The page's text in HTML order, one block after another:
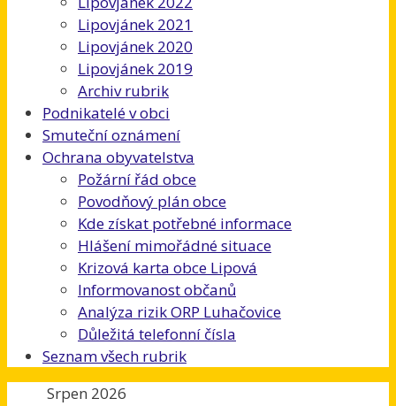
Lipovjánek 2021
Lipovjánek 2020
Lipovjánek 2019
Archiv rubrik
Podnikatelé v obci
Smuteční oznámení
Ochrana obyvatelstva
Požární řád obce
Povodňový plán obce
Kde získat potřebné informace
Hlášení mimořádné situace
Krizová karta obce Lipová
Informovanost občanů
Analýza rizik ORP Luhačovice
Důležitá telefonní čísla
Seznam všech rubrik
Srpen 2026